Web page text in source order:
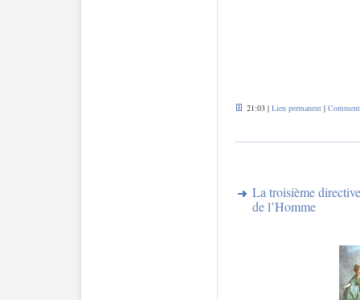
21:03 | Lien permanent|
La troisième
de l’Homme